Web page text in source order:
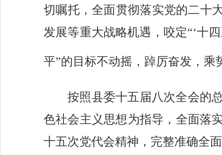
切嘱托，全面贯彻落实党的二十
发展等重大战略机遇，咬定“‘十
平”的目标不动摇，踔厉奋发，乘
按照县委十五届八次全会的
色社会主义思想为指导，全面落
十五次党代会精神，完整准确全